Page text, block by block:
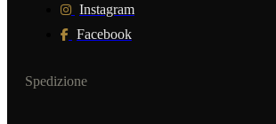
Instagram
Facebook
Spedizione